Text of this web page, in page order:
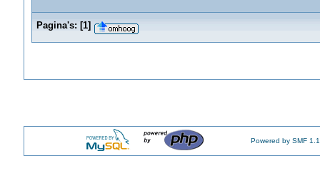
Pagina's: [1]
Powered by SMF